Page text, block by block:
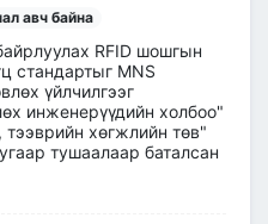
авч байна
RFID шошгын
стандартыг MNS
үйлчилгээг
инженерүүдийн холбоо"
хөгжлийн төв"
тушаалаар баталсан